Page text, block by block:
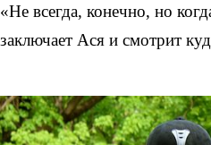
«Не всегда, конечно, но
заключает Ася и смотрит